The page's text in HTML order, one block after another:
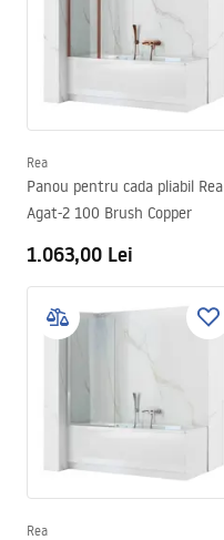
Rea
Panou pentru cada pliabil Rea
Agat-2 100 Brush Copper
1.063,00 Lei
Rea